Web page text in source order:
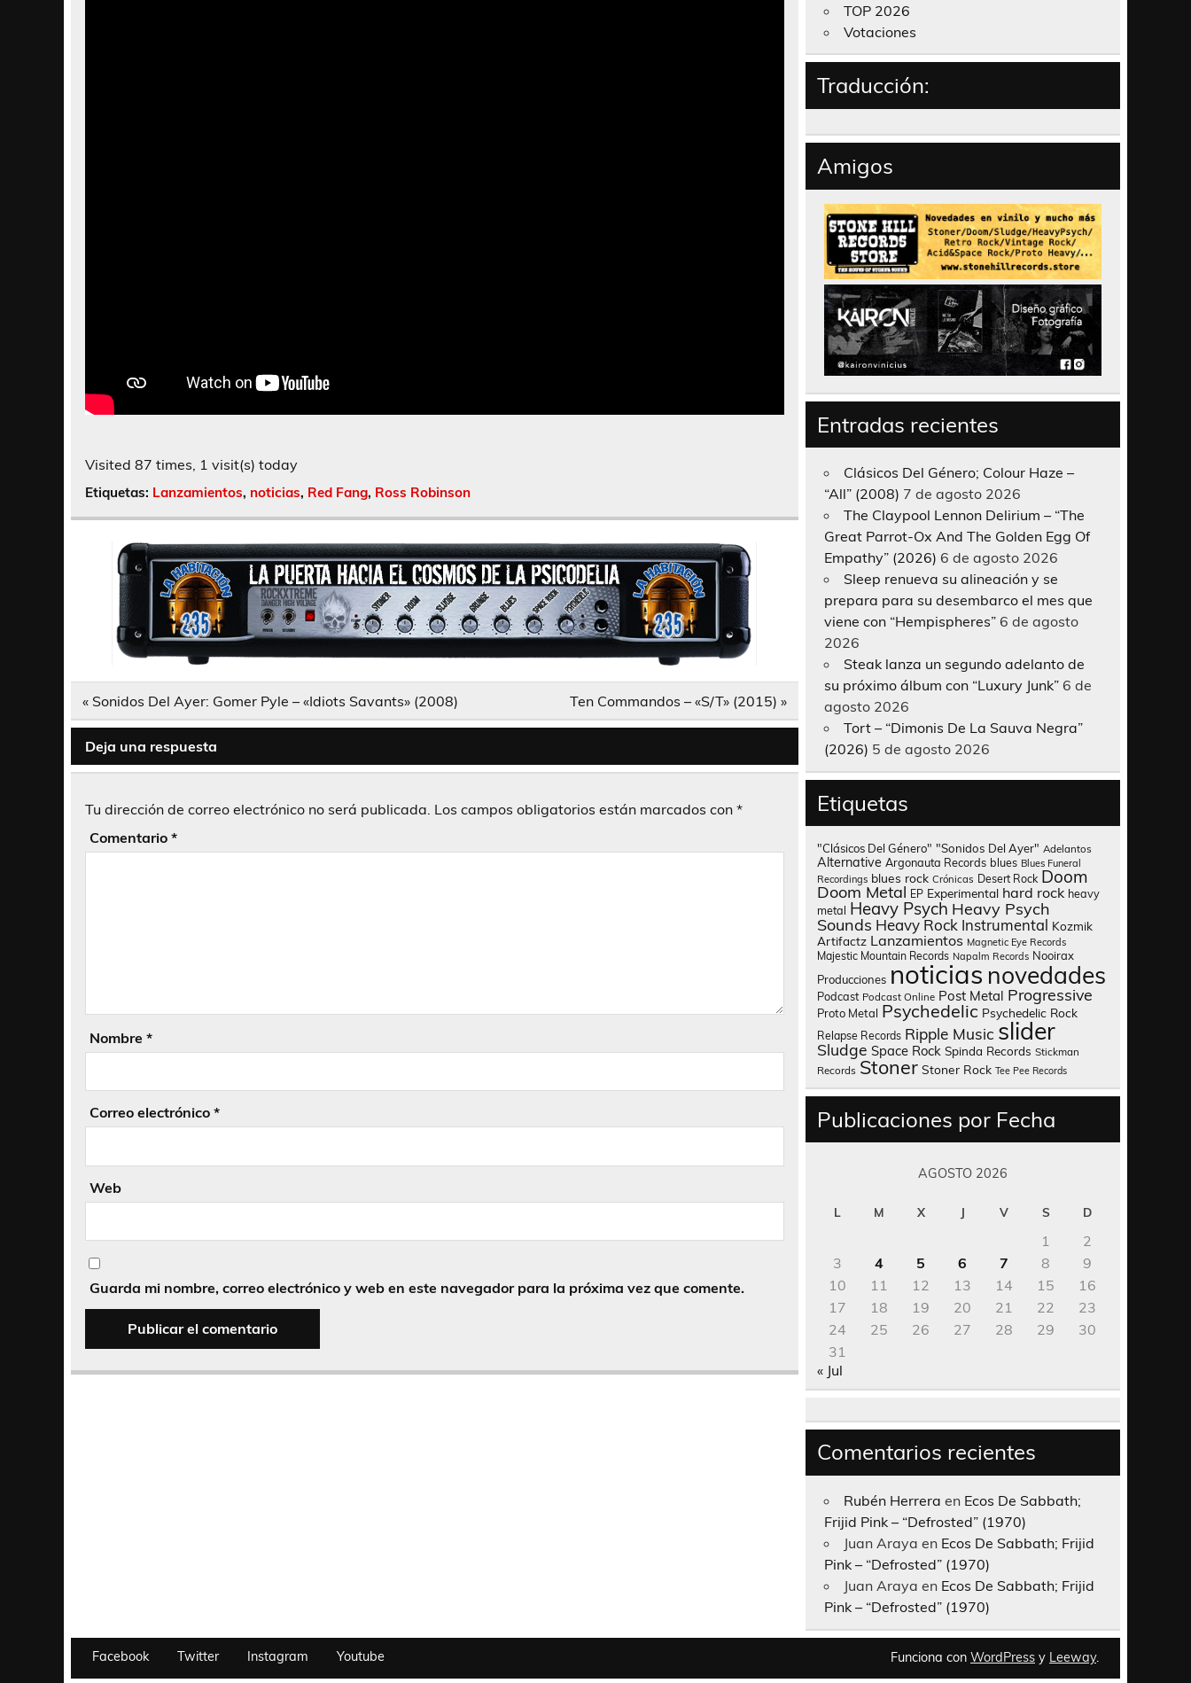
Visited 87 times, 1 visit(s) today
Etiquetas: Lanzamientos, noticias, Red Fang, Ross Robinson
Navegación
entradas
« Sonidos Del Ayer: Gomer Pyle – «Idiots Savants» (2008) Ten Commandos – «S/T» (2015) »
Deja una respuesta
Tu dirección de correo electrónico no será publicada. Los campos obligatorios están marcados con *
Comentario *
Nombre *
Correo electrónico *
Web
Guarda mi nombre, correo electrónico y web en este navegador para la próxima vez que comente.
TOP 2026
Votaciones
Traducción:
Amigos
Entradas recientes
Clásicos Del Género; Colour Haze –
“All” (2008) 7 de agosto 2026
The Claypool Lennon Delirium – “The
Great Parrot-Ox And The Golden Egg Of
Empathy” (2026) 6 de agosto 2026
Sleep renueva su alineación y se
prepara para su desembarco el mes que
viene con “Hempispheres” 6 de agosto
2026
Steak lanza un segundo adelanto de
su próximo álbum con “Luxury Junk” 6 de
agosto 2026
Tort – “Dimonis De La Sauva Negra”
(2026) 5 de agosto 2026
Etiquetas
"Clásicos Del Género" "Sonidos Del Ayer" Adelantos
Alternative Argonauta Records blues Blues Funeral
Recordings blues rock Crónicas Desert Rock Doom
Doom Metal EP Experimental hard rock heavy
metal Heavy Psych Heavy Psych
Sounds Heavy Rock Instrumental Kozmik
Artifactz Lanzamientos Magnetic Eye Records
Majestic Mountain Records Napalm Records Nooirax
Producciones noticias novedades
Podcast Podcast Online Post Metal Progressive
Proto Metal Psychedelic Psychedelic Rock
Relapse Records Ripple Music slider
Sludge Space Rock Spinda Records Stickman
Records Stoner Stoner Rock Tee Pee Records
Publicaciones por Fecha
AGOSTO 2026
L M X J V S D
1
2
3
4 5 6 7 8
9
10
11 12 13 14 15
16
17
18 19 20 21 22
23
24
25 26 27 28 29
30
31
« Jul
Comentarios recientes
Rubén Herrera en Ecos De Sabbath;
Frijid Pink – “Defrosted” (1970)
Juan Araya en Ecos De Sabbath; Frijid
Pink – “Defrosted” (1970)
Juan Araya en Ecos De Sabbath; Frijid
Pink – “Defrosted” (1970)
Facebook Twitter Instagram Youtube Funciona con WordPress y Leeway.